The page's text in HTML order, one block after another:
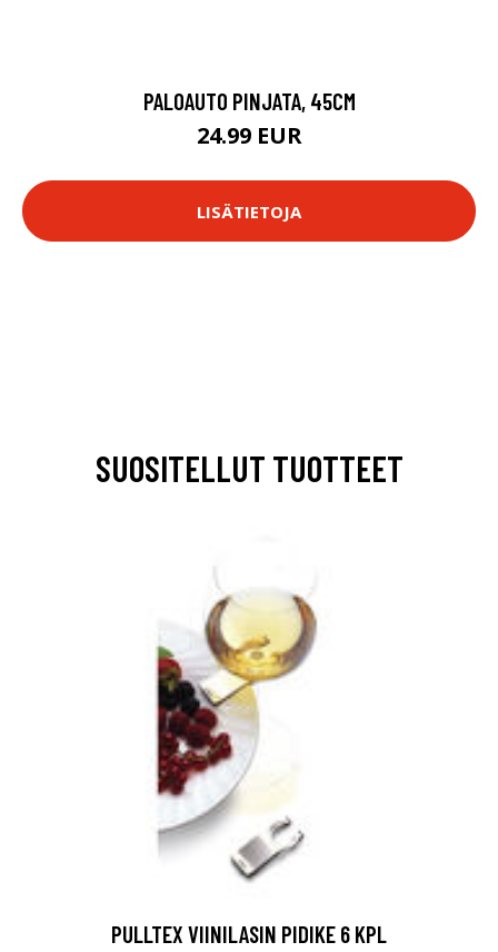
PALOAUTO PINJATA, 45CM
24.99 EUR
LISÄTIETOJA
SUOSITELLUT TUOTTEET
PULLTEX VIINILASIN PIDIKE 6 KPL